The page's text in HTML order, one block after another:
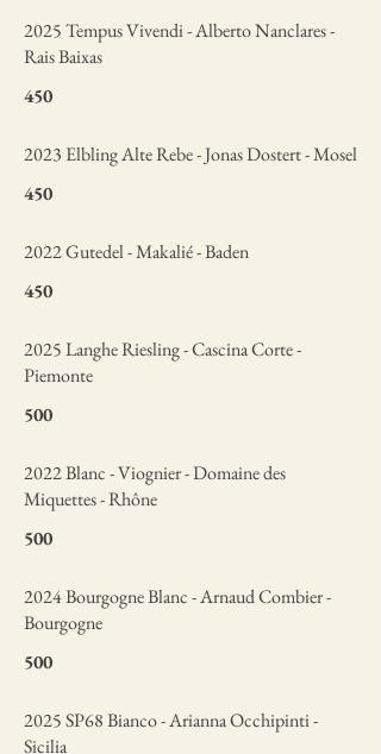
2025 Tempus Vivendi - Alberto Nanclares -
Rais Baixas
450
2023 Elbling Alte Rebe - Jonas Dostert - Mosel
450
2022 Gutedel - Makalié - Baden
450
2025 Langhe Riesling - Cascina Corte -
Piemonte
500
2022 Blanc - Viognier - Domaine des
Miquettes - Rhône
500
2024 Bourgogne Blanc - Arnaud Combier -
Bourgogne
500
2025 SP68 Bianco - Arianna Occhipinti -
Sicilia